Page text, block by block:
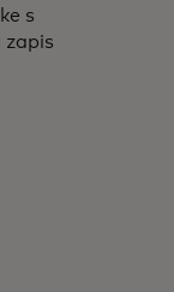
s
zapis